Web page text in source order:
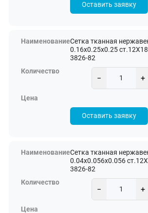
Оставить заявку
Сетка тканная
0.16х0.25х0.25
3826-82
− +
Оставить заявку
Сетка тканная
0.04х0.056х0.056
3826-82
− +